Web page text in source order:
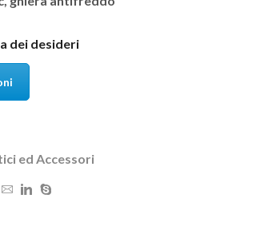
dei desideri
ed Accessori